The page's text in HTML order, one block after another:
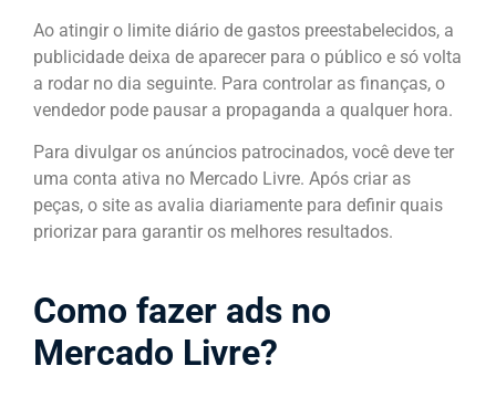
Ao atingir o limite diário de gastos preestabelecidos, a
publicidade deixa de aparecer para o público e só volta
a rodar no dia seguinte. Para controlar as finanças, o
vendedor pode pausar a propaganda a qualquer hora.
Para divulgar os anúncios patrocinados, você deve ter
uma conta ativa no Mercado Livre. Após criar as
peças, o site as avalia diariamente para definir quais
priorizar para garantir os melhores resultados.
Como fazer ads no
Mercado Livre?